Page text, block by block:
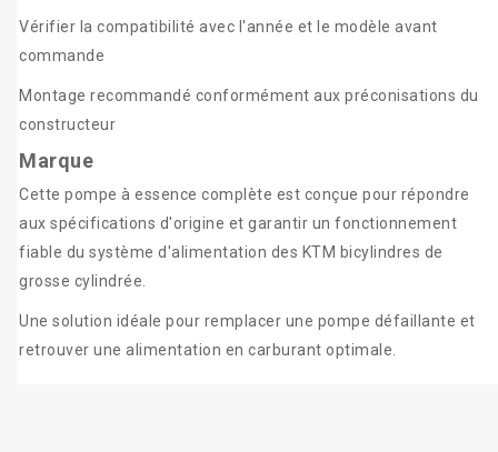
Vérifier la compatibilité avec l'année et le modèle avant
commande
Montage recommandé conformément aux préconisations du
constructeur
Marque
Cette pompe à essence complète est conçue pour répondre
aux spécifications d'origine et garantir un fonctionnement
fiable du système d'alimentation des KTM bicylindres de
grosse cylindrée.
Une solution idéale pour remplacer une pompe défaillante et
retrouver une alimentation en carburant optimale.